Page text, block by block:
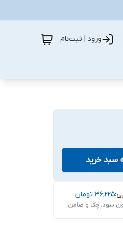
ورود | ثبت‌نام
سبد خرید
۳۶٬۲۲۵ تومان